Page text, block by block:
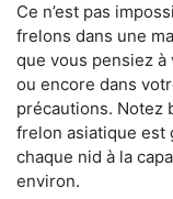
Ce n’est pas
frelons dans une
que vous pensiez
ou encore dans
précautions. Notez
frelon asiatique est
chaque nid à la
environ.